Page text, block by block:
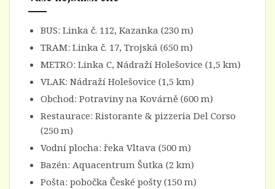
BUS: Linka č. 112, Kazanka (230 m)
TRAM: Linka č. 17, Trojská (650 m)
METRO: Linka C, Nádraží Holešovice (1,5 km)
VLAK: Nádraží Holešovice (1,5 km)
Obchod: Potraviny na Kovárně (600 m)
Restaurace: Ristorante & pizzeria Del Corso
(250 m)
Vodní plocha: řeka Vltava (500 m)
Bazén: Aquacentrum Šutka (2 km)
Pošta: pobočka České pošty (150 m)